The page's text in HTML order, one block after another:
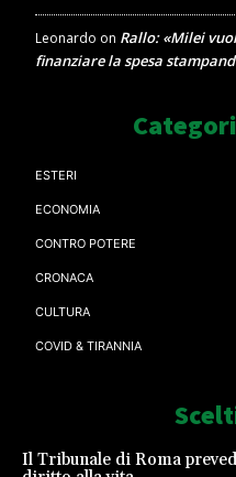
Leonardo on Rallo: «Milei
finanziare la spesa
ESTERI
ECONOMIA
CONTRO POTERE
CRONACA
CULTURA
COVID & TIRANNIA
Il Tribunale di Roma